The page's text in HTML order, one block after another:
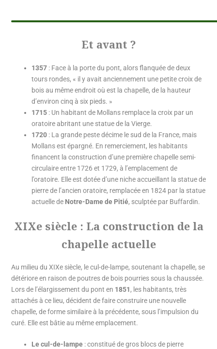
Et avant ?
1357: Face à la porte du pont, alors flanquée de deux
tours rondes, « il y avait anciennement une petite croix de
bois au même endroit où est la chapelle, de la hauteur
d’environ cinq à six pieds. »
1715: Un habitant de Mollans remplace la croix par un
oratoire abritant une statue de la Vierge.
1720: La grande peste décime le sud de la France, mais
Mollans est épargné. En remerciement, les habitants
financent la construction d’une première chapelle semi-
circulaire entre 1726 et 1729, à l’emplacement de
l’oratoire. Elle est dotée d’une niche accueillant la statue de
pierre de l’ancien oratoire, remplacée en 1824 par la statue
actuelle de Notre-Dame de Pitié, sculptée par Buffardin.
XIXe siècle : La construction de la
chapelle actuelle
Au milieu du XIXe siècle, le cul-de-lampe, soutenant la chapelle, se
détériore en raison de poutres de bois pourries sous la chaussée.
Lors de l’élargissement du pont en 1851, les habitants, très
attachés à ce lieu, décident de faire construire une nouvelle
chapelle, de forme similaire à la précédente, sous l’impulsion du
curé. Elle est bâtie au même emplacement.
Le cul-de-lampe: constitué de gros blocs de pierre